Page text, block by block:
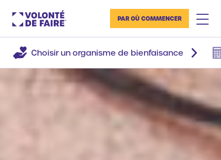
PAR OÙ COMMENCER
Choisir un organisme de bienfaisance